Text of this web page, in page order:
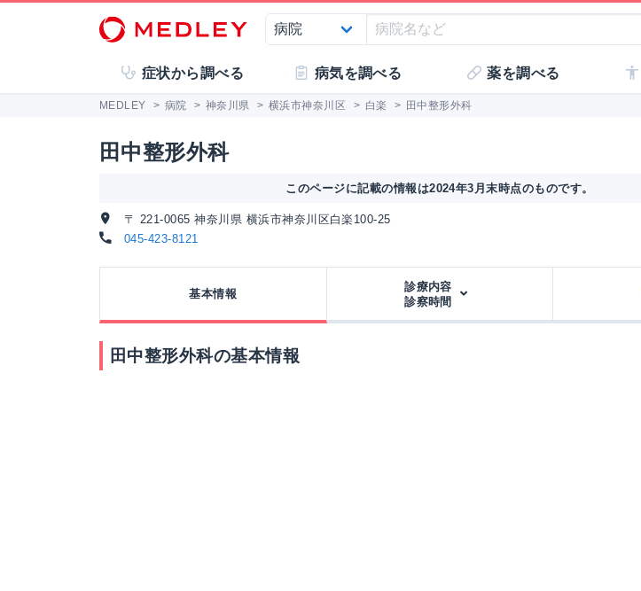
症状から調べる 病気を調べる 薬を調べる
MEDLEY > 病院 > 神奈川県 > 横浜市神奈川区 > 白楽 > 田中整形外科
田中整形外科
このページに記載の情報は2024年3月末時点のものです。
〒 221-0065 神奈川県 横浜市神奈川区白楽100-25
045-423-8121
基本情報
診療内容
診察時間
田中整形外科の基本情報